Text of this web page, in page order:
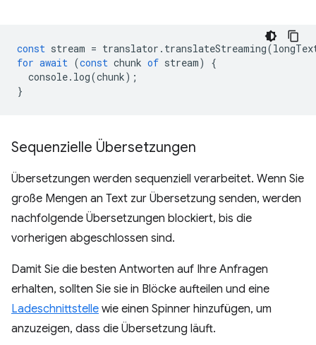
const stream = translator . translateStreaming(
for await (const chunk of stream)
{
console. log(chunk);
}
Sequenzielle Übersetzungen
Übersetzungen werden sequenziell verarbeitet. Wenn Sie
große Mengen an Text zur Übersetzung senden, werden
nachfolgende Übersetzungen blockiert, bis die
vorherigen abgeschlossen sind.
Damit Sie die besten Antworten auf Ihre Anfragen
erhalten, sollten Sie sie in Blöcke aufteilen und eine
Ladeschnittstelle wie einen Spinner hinzufügen, um
anzuzeigen, dass die Übersetzung läuft.